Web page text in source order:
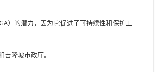
）的潜力，因为它促进了可持续性和保护工
隆坡市政厅。